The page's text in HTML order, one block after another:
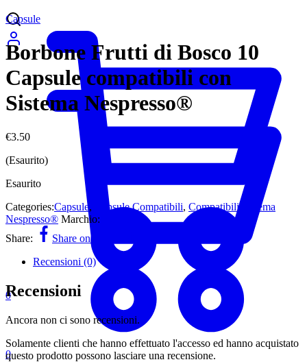
0
0
Capsule
Borbone Frutti di Bosco 10
Capsule compatibili con
Sistema Nespresso®
€3.50
(Esaurito)
Esaurito
Categories:Capsule, Capsule Compatibili, Compatibili Sistema
Nespresso® Marchio:
Share:
Share on Facebook
Recensioni (0)
Recensioni
Ancora non ci sono recensioni.
Solamente clienti che hanno effettuato l'accesso ed hanno acquistato
questo prodotto possono lasciare una recensione.